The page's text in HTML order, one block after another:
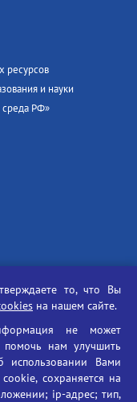
ресурсов
и науки
среда РФ»
РФ
то, что Вы
на нашем сайте.
не может
нам улучшить
использовании Вами
сохраняется на
ip-адрес; тип,